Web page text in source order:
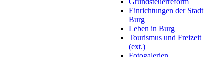
Einrichtungen der Stadt
Burg
Leben in Burg
Tourismus und Freizeit
(ext.)